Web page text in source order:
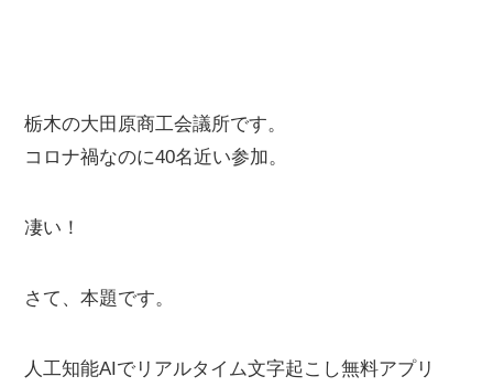
栃木の大田原商工会議所です。
コロナ禍なのに40名近い参加。
凄い！
さて、本題です。
人工知能AIでリアルタイム文字起こし無料アプリ